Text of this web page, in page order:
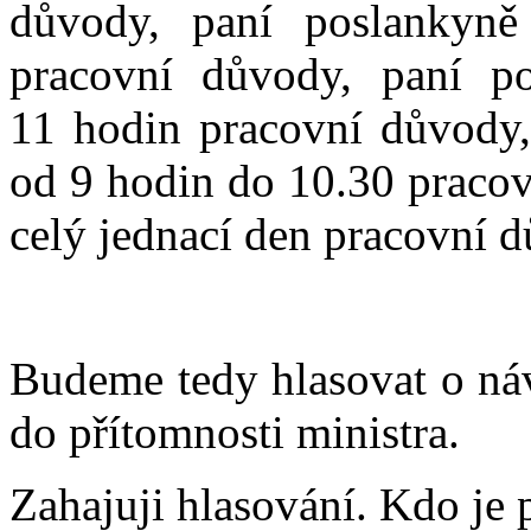
důvody, paní
pracovní důvody, paní
11 hodin pracovní
od 9 hodin do 10.30
celý jednací den pracovní
Budeme tedy hlasovat o
do přítomnosti ministra.
Zahajuji hlasování. Kdo je